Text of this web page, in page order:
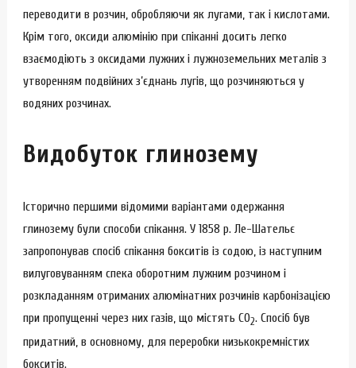
переводити в розчин, обробляючи як лугами, так і кислотами.
Крім того, оксиди алюмінію при спіканні досить легко
взаємодіють з оксидами лужних і лужноземельних металів з
утворенням подвійних з’єднань лугів, що розчиняються у
водяних розчинах.
Видобуток глинозему
Історично першими відомими варіантами одержання
глинозему були способи спікання. У 1858 р. Ле-Шательє
запропонував спосіб спікання бокситів із содою, із наступним
вилуговуванням спека оборотним лужним розчином і
розкладанням отриманих алюмінатних розчинів карбонізацією
при пропущенні через них газів, що містять СО2. Спосіб був
придатний, в основному, для переробки низькокремністих
бокситів.